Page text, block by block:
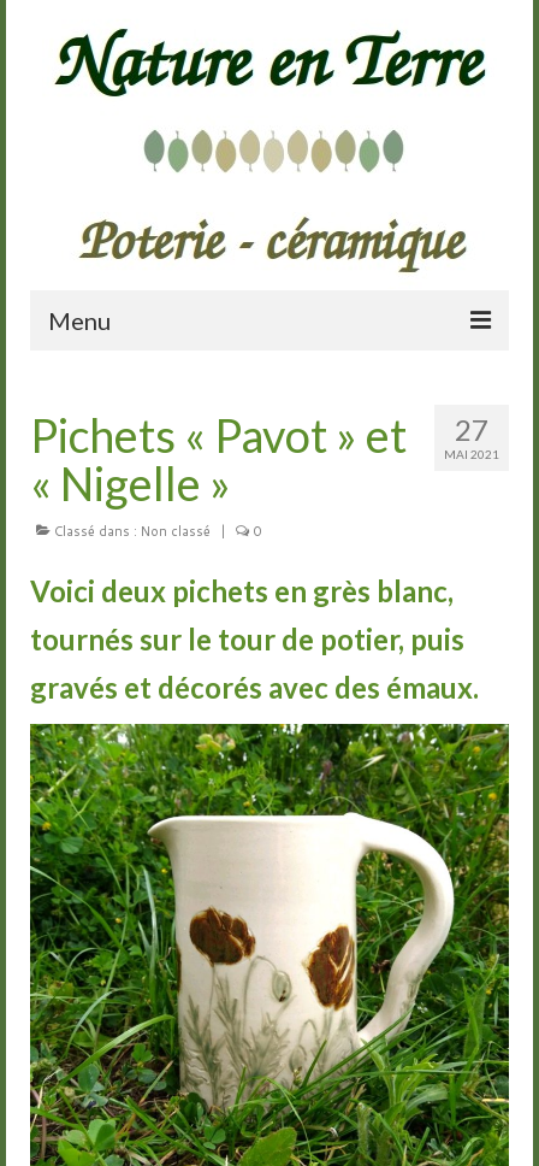
Menu
Présentation
Galerie
Cours de poterie
Groupes
Livre d’or
Contact
27
MAI 2021
Pichets « Pavot » et
« Nigelle »
Classé dans : Non classé | 0
Voici deux pichets en grès blanc,
tournés sur le tour de potier, puis
gravés et décorés avec des émaux.